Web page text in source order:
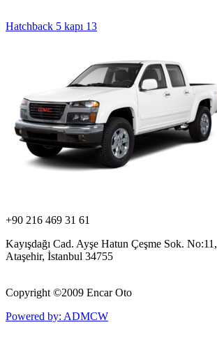
Hatchback 5 kapı 13
+90 216 469 31 61
Kayışdağı Cad. Ayşe Hatun Çeşme Sok. No:11,
Ataşehir, İstanbul 34755
Copyright ©2009 Encar Oto
Powered by: ADMCW